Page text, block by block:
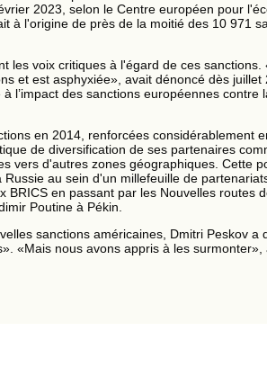
2023, selon le Centre européen pour
à l'origine de près de la moitié des 10 971
les voix critiques à l'égard de ces sanctions.
et est asphyxiée», avait dénoncé dès
l’impact des sanctions européennes contre
en 2014, renforcées considérablement
de diversification de ses partenaires
vers d'autres zones géographiques. Cette
au sein d'un millefeuille de
BRICS en passant par les Nouvelles routes
Poutine à Pékin.
sanctions américaines, Dmitri Peskov a
«Mais nous avons appris à les